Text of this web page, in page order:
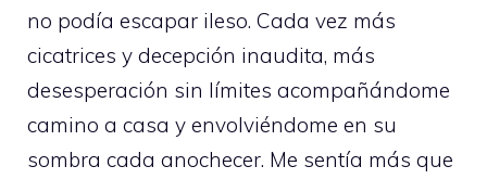
no podía escapar ileso. Cada vez más
cicatrices y decepción inaudita, más
desesperación sin límites acompañándome
camino a casa y envolviéndome en su
sombra cada anochecer. Me sentía más que